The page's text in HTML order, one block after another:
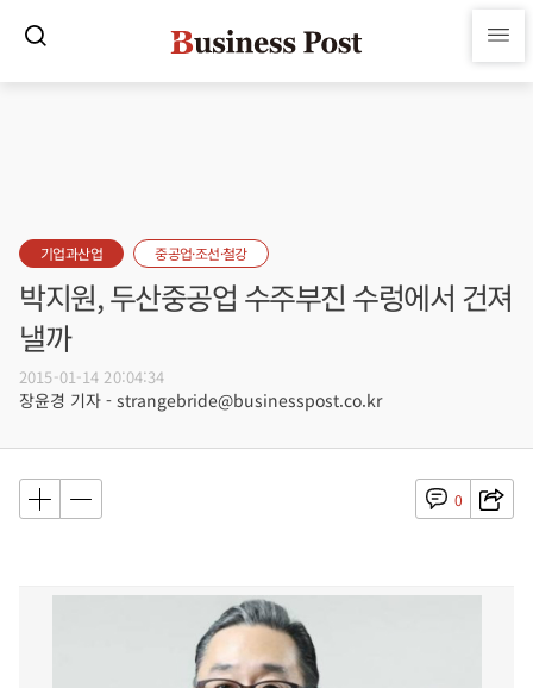
기업과산업 중공업·조선·철강
박지원, 두산중공업 수주부진 수렁에서 건져
낼까
2015-01-14 20:04:34
장윤경 기자 - strangebride@businesspost.co.kr
0